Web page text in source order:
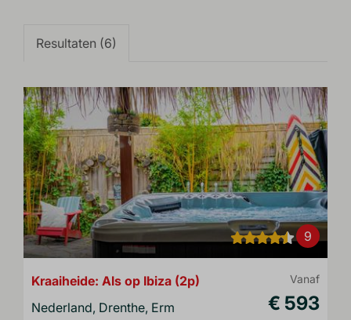
Resultaten (6)
9
Vanaf
€ 593
Kraaiheide: Als op Ibiza (2p)
Nederland, Drenthe, Erm